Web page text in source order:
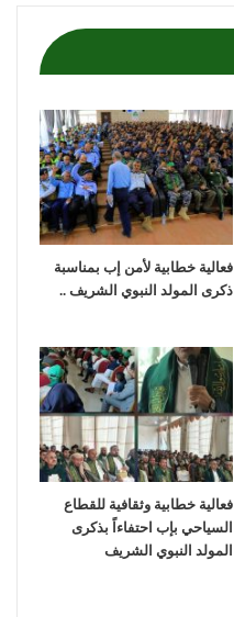
فعالية خطابية لأمن إب بمناسبة
ذكرى المولد النبوي الشريف ..
فعالية خطابية وثقافية للقطاع
السياحي بإب احتفاءاً بذكرى
المولد النبوي الشريف